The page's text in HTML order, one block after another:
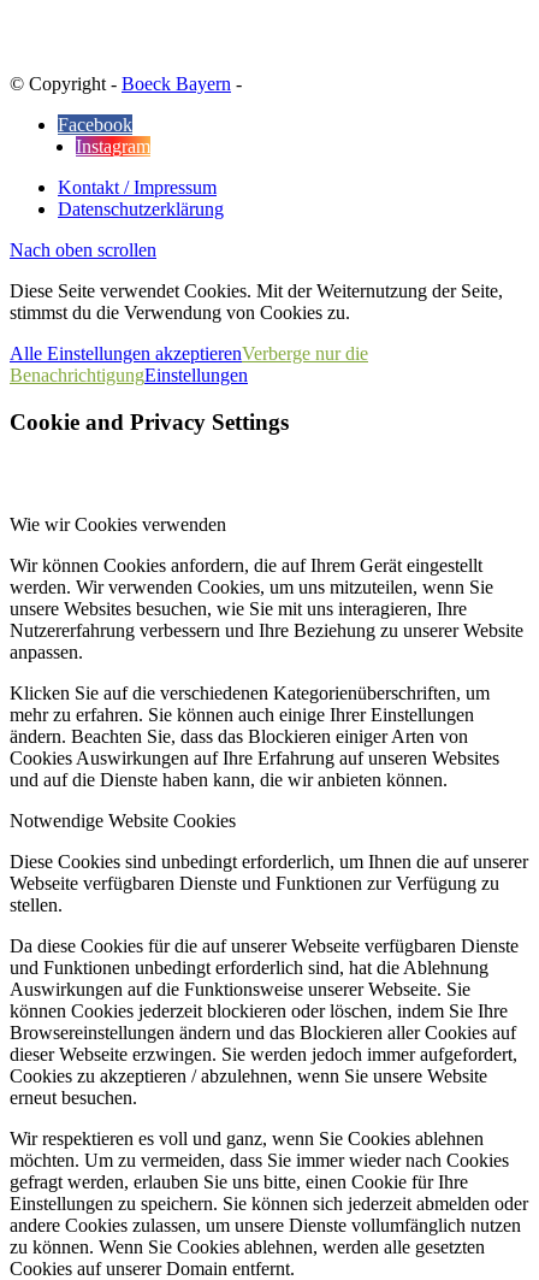
© Copyright - Boeck Bayern -
Facebook
Instagram
Kontakt / Impressum
Datenschutzerklärung
Nach oben scrollen
Diese Seite verwendet Cookies. Mit der Weiternutzung der Seite,
stimmst du die Verwendung von Cookies zu.
Alle Einstellungen akzeptierenVerberge nur die
BenachrichtigungEinstellungen
Cookie and Privacy Settings
Wie wir Cookies verwenden
Wir können Cookies anfordern, die auf Ihrem Gerät eingestellt
werden. Wir verwenden Cookies, um uns mitzuteilen, wenn Sie
unsere Websites besuchen, wie Sie mit uns interagieren, Ihre
Nutzererfahrung verbessern und Ihre Beziehung zu unserer Website
anpassen.
Klicken Sie auf die verschiedenen Kategorienüberschriften, um
mehr zu erfahren. Sie können auch einige Ihrer Einstellungen
ändern. Beachten Sie, dass das Blockieren einiger Arten von
Cookies Auswirkungen auf Ihre Erfahrung auf unseren Websites
und auf die Dienste haben kann, die wir anbieten können.
Notwendige Website Cookies
Diese Cookies sind unbedingt erforderlich, um Ihnen die auf unserer
Webseite verfügbaren Dienste und Funktionen zur Verfügung zu
stellen.
Da diese Cookies für die auf unserer Webseite verfügbaren Dienste
und Funktionen unbedingt erforderlich sind, hat die Ablehnung
Auswirkungen auf die Funktionsweise unserer Webseite. Sie
können Cookies jederzeit blockieren oder löschen, indem Sie Ihre
Browsereinstellungen ändern und das Blockieren aller Cookies auf
dieser Webseite erzwingen. Sie werden jedoch immer aufgefordert,
Cookies zu akzeptieren / abzulehnen, wenn Sie unsere Website
erneut besuchen.
Wir respektieren es voll und ganz, wenn Sie Cookies ablehnen
möchten. Um zu vermeiden, dass Sie immer wieder nach Cookies
gefragt werden, erlauben Sie uns bitte, einen Cookie für Ihre
Einstellungen zu speichern. Sie können sich jederzeit abmelden oder
andere Cookies zulassen, um unsere Dienste vollumfänglich nutzen
zu können. Wenn Sie Cookies ablehnen, werden alle gesetzten
Cookies auf unserer Domain entfernt.